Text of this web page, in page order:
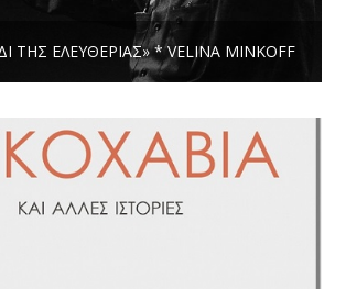
ΤΗΣ ΕΛΕΥΘΕΡΙΑΣ» * VELINA MINKOFF